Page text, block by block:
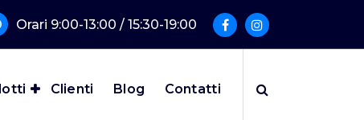
Orari 9:00-13:00 / 15:30-19:00
Clienti Blog Contatti